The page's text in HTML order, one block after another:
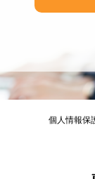
個人情報保